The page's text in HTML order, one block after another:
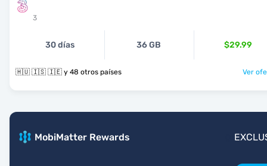
3
30 días 36 GB $29.99
🇭🇺 🇮🇸 🇮🇪 y 48 otros países Ver
MobiMatter Rewards